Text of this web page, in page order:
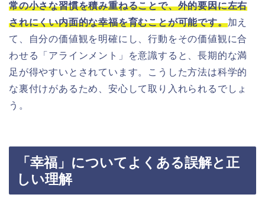
常の小さな習慣を積み重ねることで、外的要因に左右
されにくい内面的な幸福を育むことが可能です。加え
て、自分の価値観を明確にし、行動をその価値観に合
わせる「アラインメント」を意識すると、長期的な満
足が得やすいとされています。こうした方法は科学的
な裏付けがあるため、安心して取り入れられるでしょ
う。
「幸福」についてよくある誤解と正
しい理解